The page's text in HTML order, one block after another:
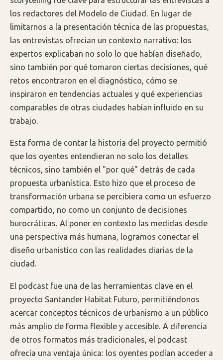
los redactores del Modelo de Ciudad. En lugar de
limitarnos a la presentación técnica de las propuestas,
las entrevistas ofrecían un contexto narrativo: los
expertos explicaban no solo lo que habían diseñado,
sino también por qué tomaron ciertas decisiones, qué
retos encontraron en el diagnóstico, cómo se
inspiraron en tendencias actuales y qué experiencias
comparables de otras ciudades habían influido en su
trabajo.
Esta forma de contar la historia del proyecto permitió
que los oyentes entendieran no solo los detalles
técnicos, sino también el "por qué" detrás de cada
propuesta urbanística. Esto hizo que el proceso de
transformación urbana se percibiera como un esfuerzo
compartido, no como un conjunto de decisiones
burocráticas. Al poner en contexto las medidas desde
una perspectiva más humana, logramos conectar el
diseño urbanístico con las realidades diarias de la
ciudad.
El podcast fue una de las herramientas clave en el
proyecto Santander Habitat Futuro, permitiéndonos
acercar conceptos técnicos de urbanismo a un público
más amplio de forma flexible y accesible. A diferencia
de otros formatos más tradicionales, el podcast
ofrecía una ventaja única: los oyentes podían acceder a